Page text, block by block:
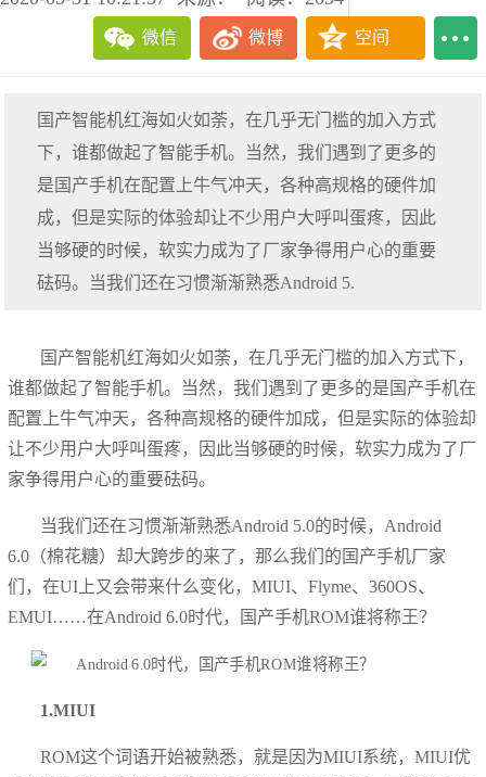
微信 微博 空间
国产智能机红海如火如荼，在几乎无门槛的加入方式
下，谁都做起了智能手机。当然，我们遇到了更多的
是国产手机在配置上牛气冲天，各种高规格的硬件加
成，但是实际的体验却让不少用户大呼叫蛋疼，因此
当够硬的时候，软实力成为了厂家争得用户心的重要
砝码。当我们还在习惯渐渐熟悉Android 5.
国产智能机红海如火如荼，在几乎无门槛的加入方式下，
谁都做起了智能手机。当然，我们遇到了更多的是国产手机在
配置上牛气冲天，各种高规格的硬件加成，但是实际的体验却
让不少用户大呼叫蛋疼，因此当够硬的时候，软实力成为了厂
家争得用户心的重要砝码。
当我们还在习惯渐渐熟悉Android 5.0的时候，Android
6.0（棉花糖）却大跨步的来了，那么我们的国产手机厂家
们，在UI上又会带来什么变化，MIUI、Flyme、360OS、
EMUI……在Android 6.0时代，国产手机ROM谁将称王？
1.MIUI
ROM这个词语开始被熟悉，就是因为MIUI系统，MIUI优